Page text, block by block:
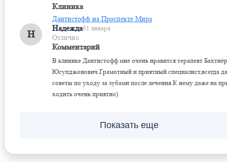
Клиника
Дантистофф на Проспекте Мира
Н
Надежда01 января
Отлично
Комментарий
В клинике Дантистофф мне очень нравится терапевт Бахтиёр
Юсупджонович.Грамотный и приятный специалист,всегда
советы по уходу за зубами после лечения.К нему даже на
ходить очень приятно)
Показать еще